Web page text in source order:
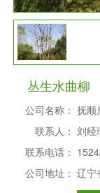
丛生水曲柳
公司名称： 抚顺
联系人： 刘经
联系电话：
公司地址： 辽宁